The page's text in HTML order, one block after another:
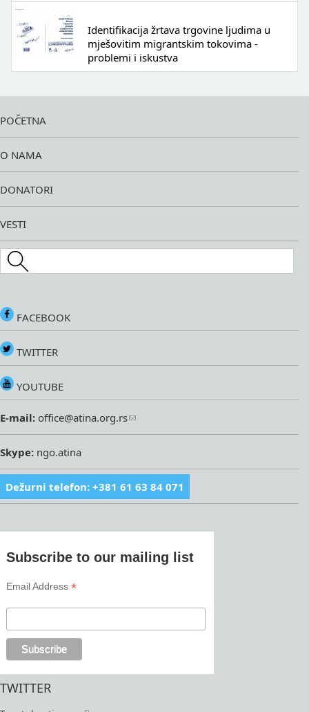
Identifikacija žrtava trgovine ljudima u
mješovitim migrantskim tokovima -
problemi i iskustva
POČETNA
O NAMA
DONATORI
VESTI
Search this site
FACEBOOK
TWITTER
YOUTUBE
E-mail: office@atina.org.rs
Skype: ngo.atina
Dežurni telefon: +381 61 63 84 071
Subscribe to our mailing list
Email Address*
TWITTER